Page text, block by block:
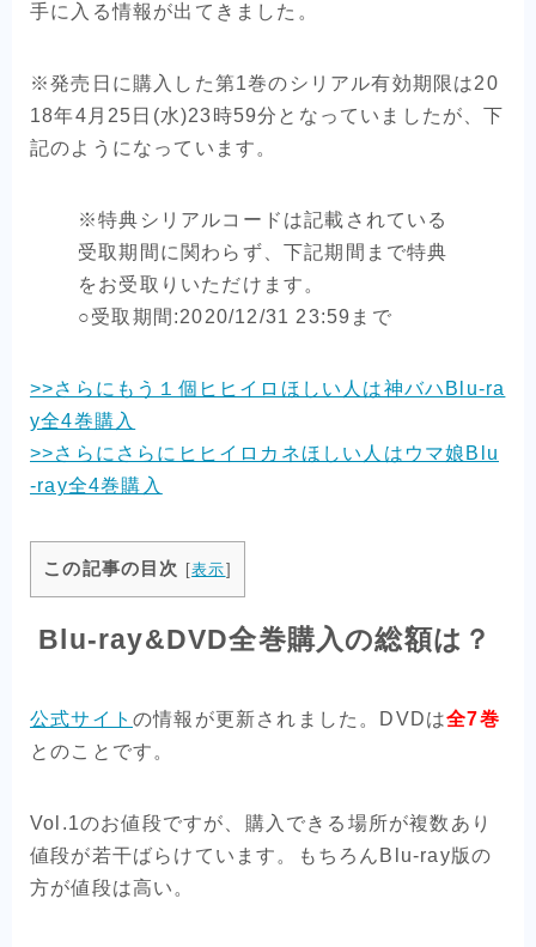
手に入る情報が出てきました。
※発売日に購入した第1巻のシリアル有効期限は20
18年4月25日(水)23時59分となっていましたが、下
記のようになっています。
※特典シリアルコードは記載されている
受取期間に関わらず、下記期間まで特典
をお受取りいただけます。
○受取期間:2020/12/31 23:59まで
>>さらにもう１個ヒヒイロほしい人は神バハBlu-ra
y全4巻購入
>>さらにさらにヒヒイロカネほしい人はウマ娘Blu
-ray全4巻購入
この記事の目次 [表示]
Blu-ray&DVD全巻購入の総額は？
公式サイト の情報が更新されました。DVDは全7巻
とのことです。
Vol.1のお値段ですが、購入できる場所が複数あり
値段が若干ばらけています。もちろんBlu-ray版の
方が値段は高い。